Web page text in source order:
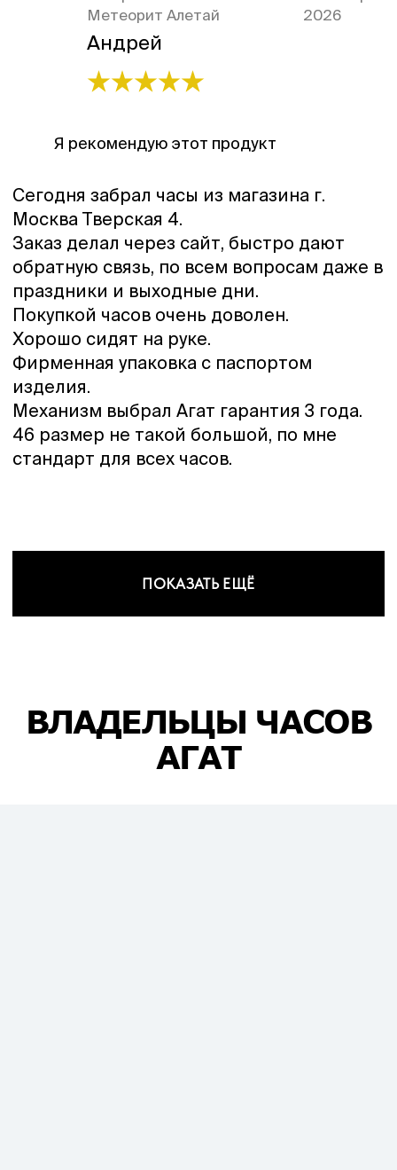
Метеорит Алетай
Андрей
2026
Я рекомендую этот продукт
Сегодня забрал часы из магазина г.
Москва Тверская 4.
Заказ делал через сайт, быстро дают
обратную связь, по всем вопросам даже в
праздники и выходные дни.
Покупкой часов очень доволен.
Хорошо сидят на руке.
Фирменная упаковка с паспортом
изделия.
Механизм выбрал Агат гарантия 3 года.
46 размер не такой большой, по мне
стандарт для всех часов.
ПОКАЗАТЬ ЕЩЁ
ВЛАДЕЛЬЦЫ ЧАСОВ
АГАТ